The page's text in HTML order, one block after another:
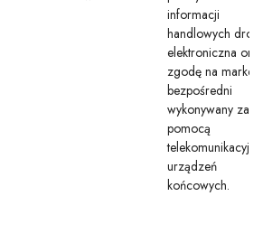
informacji
handlowych
elektroniczna
zgodę na
bezpośredni
wykonywany za
pomocą
urządzeń
końcowych.